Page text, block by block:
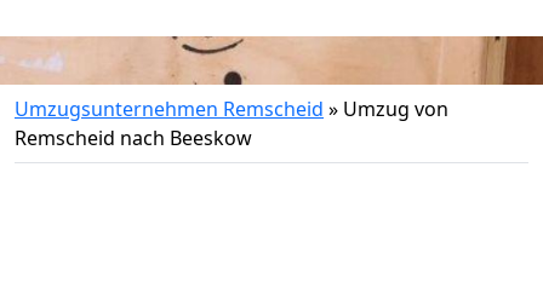
Umzugsunternehmen Remscheid » Umzug von
Remscheid nach Beeskow